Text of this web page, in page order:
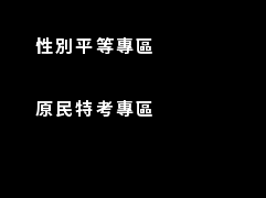
性別平等專區
原民特考專區